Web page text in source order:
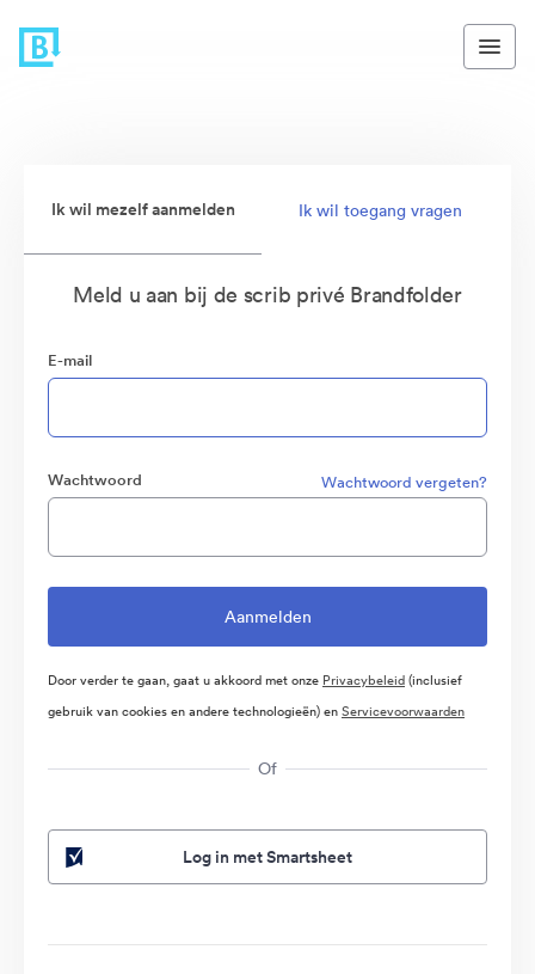
Ik wil mezelf aanmelden Ik wil toegang vragen
Meld u aan bij de scrib privé Brandfolder
E-mail
Wachtwoord Wachtwoord vergeten?
Door verder te gaan, gaat u akkoord met onze Privacybeleid(inclusief
gebruik van cookies en andere technologieën) enServicevoorwaarden
Of
Log in met Smartsheet